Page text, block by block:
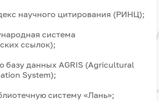
научного цитирования (РИНЦ);
система
ссылок);
базу данных AGRIS (Agricultural
System);
систему «Лань»;